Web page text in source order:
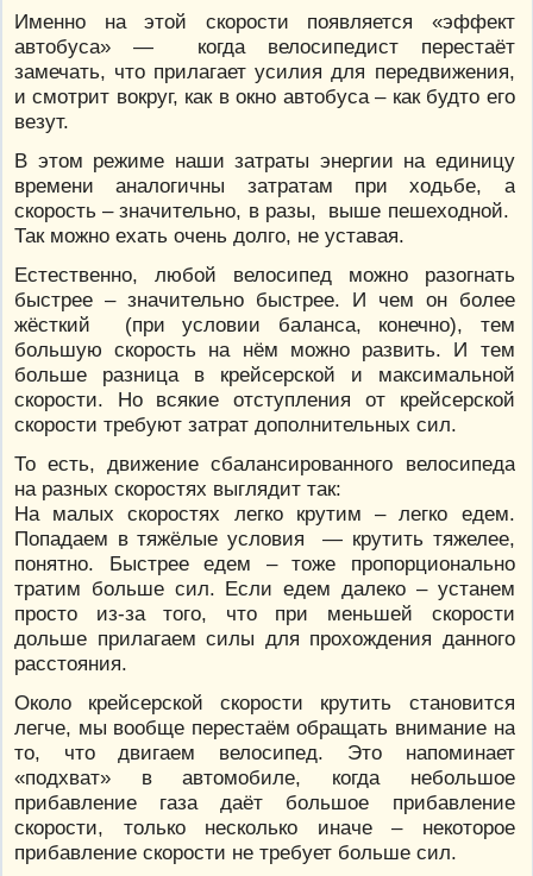
Именно на этой скорости появляется «эффект
автобуса» — когда велосипедист перестаёт
замечать, что прилагает усилия для передвижения,
и смотрит вокруг, как в окно автобуса – как будто его
везут.
В этом режиме наши затраты энергии на единицу
времени аналогичны затратам при ходьбе, а
скорость – значительно, в разы, выше пешеходной.
Так можно ехать очень долго, не уставая.
Естественно, любой велосипед можно разогнать
быстрее – значительно быстрее. И чем он более
жёсткий (при условии баланса, конечно), тем
большую скорость на нём можно развить. И тем
больше разница в крейсерской и максимальной
скорости. Но всякие отступления от крейсерской
скорости требуют затрат дополнительных сил.
То есть, движение сбалансированного велосипеда
на разных скоростях выглядит так:
На малых скоростях легко крутим – легко едем.
Попадаем в тяжёлые условия — крутить тяжелее,
понятно. Быстрее едем – тоже пропорционально
тратим больше сил. Если едем далеко – устанем
просто из-за того, что при меньшей скорости
дольше прилагаем силы для прохождения данного
расстояния.
Около крейсерской скорости крутить становится
легче, мы вообще перестаём обращать внимание на
то, что двигаем велосипед. Это напоминает
«подхват» в автомобиле, когда небольшое
прибавление газа даёт большое прибавление
скорости, только несколько иначе – некоторое
прибавление скорости не требует больше сил.